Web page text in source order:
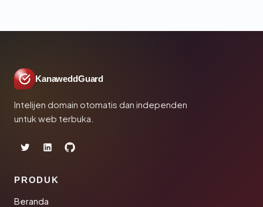
KanaweddGuard
Intelijen domain otomatis dan independen
untuk web terbuka.
PRODUK
Beranda